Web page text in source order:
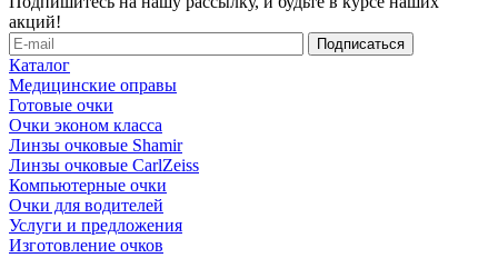
акций!
Каталог
Медицинские оправы
Готовые очки
Очки эконом класса
Линзы очковые Shamir
Линзы очковые CarlZeiss
Компьютерные очки
Очки для водителей
Услуги и предложения
Изготовление очков